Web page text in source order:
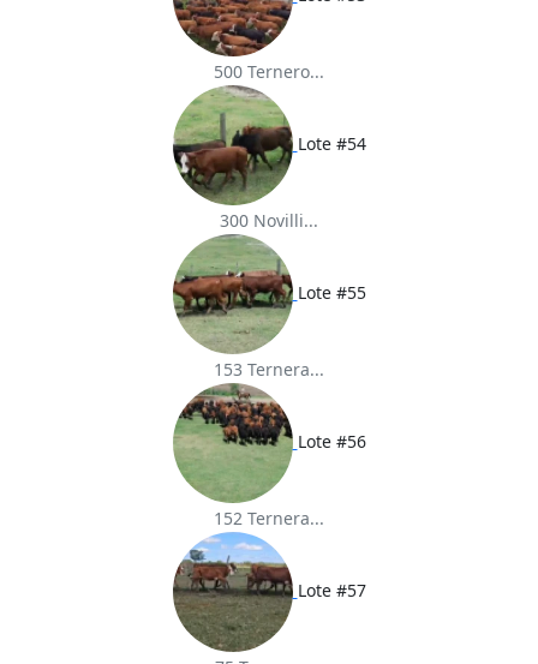
500 Ternero...
Lote #54
300 Novilli...
Lote #55
153 Ternera...
Lote #56
152 Ternera...
Lote #57